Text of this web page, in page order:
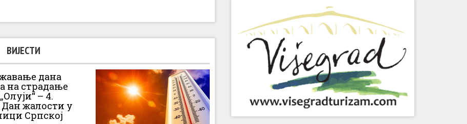
ВИЈЕСТИ
дана
на страдање
– 4.
Дан жалости у
Српској